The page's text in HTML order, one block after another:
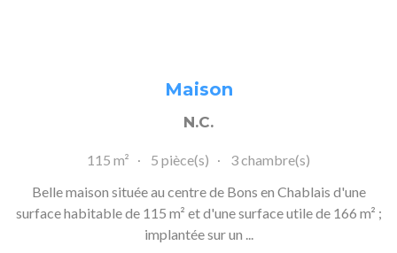
Maison
N.C.
115 m² 5 pièce(s)
3 chambre(s)
Belle maison située au centre de Bons en Chablais d'une
surface habitable de 115 m² et d'une surface utile de 166 m² ;
implantée sur un ...